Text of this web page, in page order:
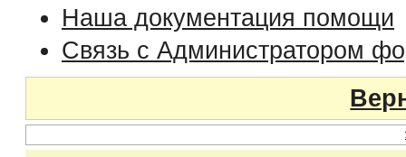
Наша документация помощи
Связь с Администратором